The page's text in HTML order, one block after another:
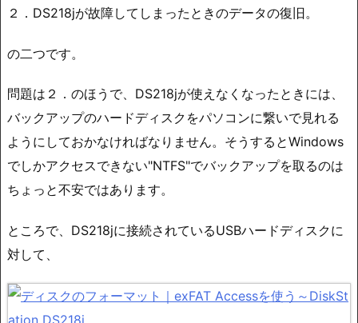
２．DS218jが故障してしまったときのデータの復旧。
の二つです。
問題は２．のほうで、DS218jが使えなくなったときには、
バックアップのハードディスクをパソコンに繋いで見れる
ようにしておかなければなりません。そうするとWindows
でしかアクセスできない"NTFS"でバックアップを取るのは
ちょっと不安ではあります。
ところで、DS218jに接続されているUSBハードディスクに
対して、